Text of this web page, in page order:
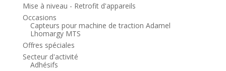
Mise à niveau - Retrofit d'appareils
Occasions
Capteurs pour machine de traction Adamel
Lhomargy MTS
Offres spéciales
Secteur d'activité
Adhésifs